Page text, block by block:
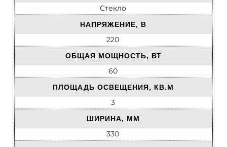
Стекло
НАПРЯЖЕНИЕ, В
220
ОБЩАЯ МОЩНОСТЬ, ВТ
60
ПЛОЩАДЬ ОСВЕЩЕНИЯ, КВ.М
3
ШИРИНА, ММ
330